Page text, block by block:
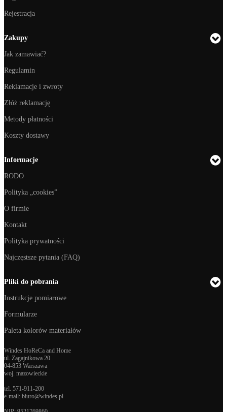
Rejestracja
Zakupy
Jak zamawiać?
Regulamin
Reklamacje i zwroty
Złóż reklamację
Metody płatności
Koszty dostawy
Informacje
RODO
Polityka „cookies”
O firmie
Kontakt
Polityka prywatności
Najczęstsze pytania (FAQ)
Pliki do pobrania
Instrukcje pomiarowe
Formularze
Paleta kolorów materiałów
Windes HoReCa and Home
ul. Zagajnikowa 20
04-853 Warszawa
woj. mazowieckie
tel. 571-911-200
e-mail: biuro@windes.pl